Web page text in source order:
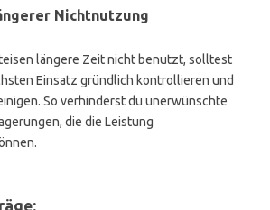
Nichtnutzung
längere Zeit nicht benutzt, solltest
Einsatz gründlich kontrollieren und
So verhinderst du unerwünschte
die die Leistung